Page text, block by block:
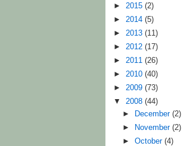
► 2015 (2)
► 2014 (5)
► 2013 (11)
► 2012 (17)
► 2011 (26)
► 2010 (40)
► 2009 (73)
▼ 2008 (44)
►
December(2)
►
November(2)
►October(4)